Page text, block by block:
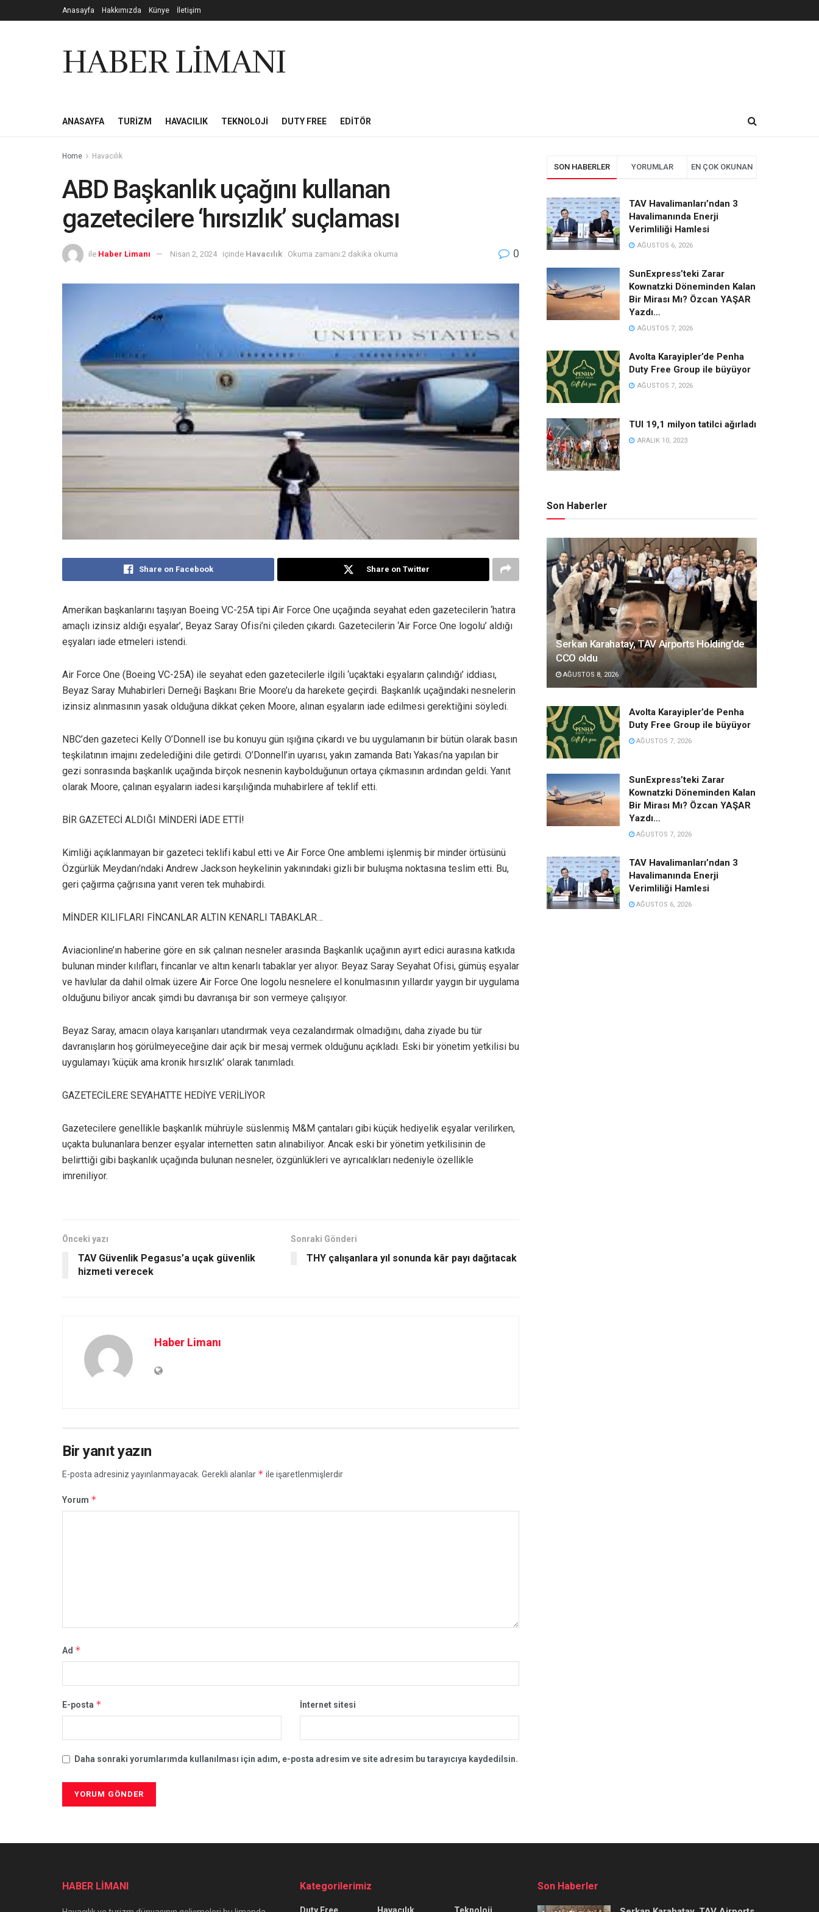
Anasayfa Hakkımızda Künye İletişim
HABER LİMANI
ANASAYFA TURIZM HAVACILIK TEKNOLOJI DUTY FREE EDITÖR
Home Havacılık
ABD Başkanlık uçağını kullanan
gazetecilere ‘hırsızlık’ suçlaması
ile Haber Limanı Nisan 2, 2024 içinde Havacılık Okuma zamanı:2 dakika okuma 0
Share on Facebook Share on Twitter
Amerikan başkanlarını taşıyan Boeing VC-25A tipi Air Force One uçağında seyahat eden gazetecilerin ‘hatıra
amaçlı izinsiz aldığı eşyalar’, Beyaz Saray Ofisi’ni çileden çıkardı. Gazetecilerin ‘Air Force One logolu’ aldığı
eşyaları iade etmeleri istendi.
Air Force One (Boeing VC-25A) ile seyahat eden gazetecilerle ilgili ‘uçaktaki eşyaların çalındığı’ iddiası,
Beyaz Saray Muhabirleri Derneği Başkanı Brie Moore’u da harekete geçirdi. Başkanlık uçağındaki nesnelerin
izinsiz alınmasının yasak olduğuna dikkat çeken Moore, alınan eşyaların iade edilmesi gerektiğini söyledi.
NBC’den gazeteci Kelly O’Donnell ise bu konuyu gün ışığına çıkardı ve bu uygulamanın bir bütün olarak basın
teşkilatının imajını zedelediğini dile getirdi. O’Donnell’in uyarısı, yakın zamanda Batı Yakası’na yapılan bir
gezi sonrasında başkanlık uçağında birçok nesnenin kaybolduğunun ortaya çıkmasının ardından geldi. Yanıt
olarak Moore, çalınan eşyaların iadesi karşılığında muhabirlere af teklif etti.
BİR GAZETECİ ALDIĞI MİNDERİ İADE ETTİ!
Kimliği açıklanmayan bir gazeteci teklifi kabul etti ve Air Force One amblemi işlenmiş bir minder örtüsünü
Özgürlük Meydanı’ndaki Andrew Jackson heykelinin yakınındaki gizli bir buluşma noktasına teslim etti. Bu,
geri çağırma çağrısına yanıt veren tek muhabirdi.
MİNDER KILIFLARI FİNCANLAR ALTIN KENARLI TABAKLAR…
Aviacionline’ın haberine göre en sık çalınan nesneler arasında Başkanlık uçağının ayırt edici aurasına katkıda
bulunan minder kılıfları, fincanlar ve altın kenarlı tabaklar yer alıyor. Beyaz Saray Seyahat Ofisi, gümüş eşyalar
ve havlular da dahil olmak üzere Air Force One logolu nesnelere el konulmasının yıllardır yaygın bir uygulama
olduğunu biliyor ancak şimdi bu davranışa bir son vermeye çalışıyor.
Beyaz Saray, amacın olaya karışanları utandırmak veya cezalandırmak olmadığını, daha ziyade bu tür
davranışların hoş görülmeyeceğine dair açık bir mesaj vermek olduğunu açıkladı. Eski bir yönetim yetkilisi bu
uygulamayı ‘küçük ama kronik hırsızlık’ olarak tanımladı.
GAZETECİLERE SEYAHATTE HEDİYE VERİLİYOR
Gazetecilere genellikle başkanlık mührüyle süslenmiş M&M çantaları gibi küçük hediyelik eşyalar verilirken,
uçakta bulunanlara benzer eşyalar internetten satın alınabiliyor. Ancak eski bir yönetim yetkilisinin de
belirttiği gibi başkanlık uçağında bulunan nesneler, özgünlükleri ve ayrıcalıkları nedeniyle özellikle
imreniliyor.
Önceki yazı
TAV Güvenlik Pegasus’a uçak güvenlik
hizmeti verecek
Sonraki Gönderi
THY çalışanlara yıl sonunda kâr payı dağıtacak
Haber Limanı
Bir yanıt yazın
E-posta adresiniz yayınlanmayacak. Gerekli alanlar * ile işaretlenmişlerdir
Yorum *
Ad *
E-posta * İnternet sitesi
Daha sonraki yorumlarımda kullanılması için adım, e-posta adresim ve site adresim bu tarayıcıya kaydedilsin.
SON HABERLER YORUMLAR EN ÇOK OKUNAN
TAV Havalimanları’ndan 3
Havalimanında Enerji
Verimliliği Hamlesi
AĞUSTOS 6, 2026
SunExpress’teki Zarar
Kownatzki Döneminden Kalan
Bir Mirası Mı? Özcan YAŞAR
Yazdı…
AĞUSTOS 7, 2026
Avolta Karayipler’de Penha
Duty Free Group ile büyüyor
AĞUSTOS 7, 2026
TUI 19,1 milyon tatilci ağırladı
ARALIK 10, 2023
Son Haberler
Serkan Karahatay, TAV Airports Holding’de
CCO oldu
AĞUSTOS 8, 2026
Avolta Karayipler’de Penha
Duty Free Group ile büyüyor
AĞUSTOS 7, 2026
SunExpress’teki Zarar
Kownatzki Döneminden Kalan
Bir Mirası Mı? Özcan YAŞAR
Yazdı…
AĞUSTOS 7, 2026
TAV Havalimanları’ndan 3
Havalimanında Enerji
Verimliliği Hamlesi
AĞUSTOS 6, 2026
HABER LİMANI Kategorilerimiz
Duty Free Havacılık Teknoloji
Son Haberler